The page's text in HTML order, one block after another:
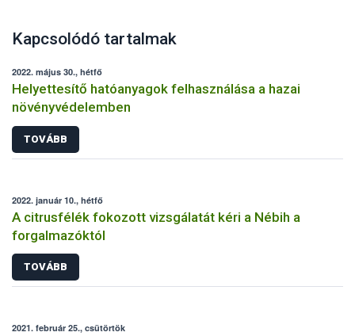
Kapcsolódó tartalmak
2022. május 30., hétfő
Helyettesítő hatóanyagok felhasználása a hazai
növényvédelemben
TOVÁBB
2022. január 10., hétfő
A citrusfélék fokozott vizsgálatát kéri a Nébih a
forgalmazóktól
TOVÁBB
2021. február 25., csütörtök